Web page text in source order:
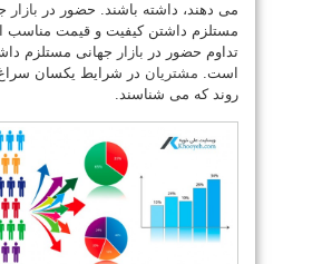
می دهند، داشته باشند. حضور در بازار
مستلزم داشتن کیفیت و قیمت مناسب
تداوم حضور در بازار جهانی مستلزم
است. مشتریان در شرایط یکسان
روند که می شناسند.